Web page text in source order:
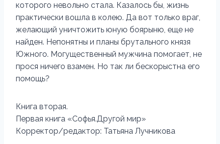
которого невольно стала. Казалось бы, жизнь
практически вошла в колею. Да вот только враг,
желающий уничтожить юную боярыню, еще не
найден. Непонятны и планы брутального князя
Южного. Могущественный мужчина помогает, не
прося ничего взамен. Но так ли бескорыстна его
помощь?
Книга вторая.
Первая книга «Софья.Другой мир»
Корректор/редактор: Татьяна Лучникова